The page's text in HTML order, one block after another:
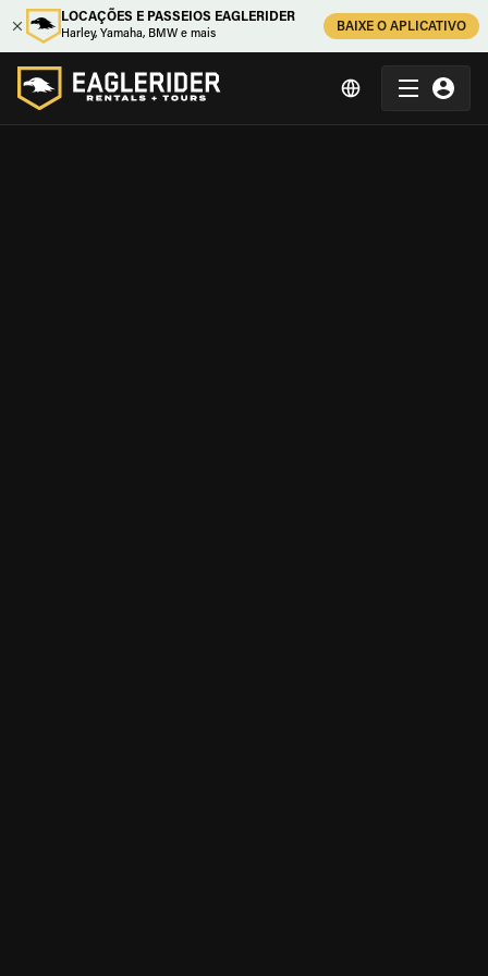
LOCAÇÕES E PASSEIOS EAGLERIDER
Harley, Yamaha, BMW e mais
BAIXE O APLICATIVO